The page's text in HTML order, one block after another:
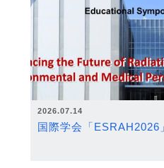
2026.07.14
国際学会「ESRAH2026